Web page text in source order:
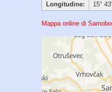
Longitudine:
15°
Mappa online di